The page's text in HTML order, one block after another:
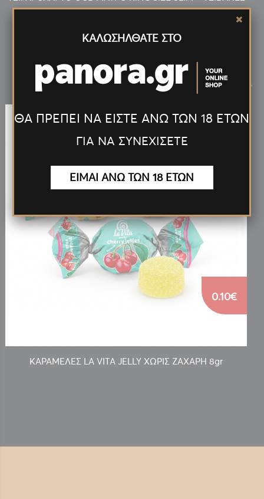
ΝέαΠροϊόντα
ΚΑΡΑΜΕΛΕΣ LA VITA JELLY ΧΩΡΙΣ ΖΑΧΑΡΗ 8gr
0.10€
>
ΚΑΛΩΣΗΛΘΑΤΕ ΣΤΟ
ΘΑ ΠΡΕΠΕΙ ΝΑ ΕΙΣΤΕ ΑΝΩ ΤΩΝ 18 ΕΤΩΝ
ΓΙΑ ΝΑ ΣΥΝΕΧΙΣΕΤΕ
ΕΙΜΑΙ ΑΝΩ ΤΩΝ 18 ΕΤΩΝ